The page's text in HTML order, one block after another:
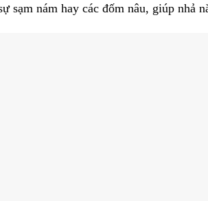
sạm nám hay các đốm nâu, giúp nhả